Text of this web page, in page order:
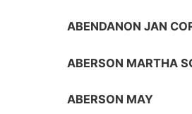
ABENDANON JAN
ABERSON MARTHA
ABERSON MAY